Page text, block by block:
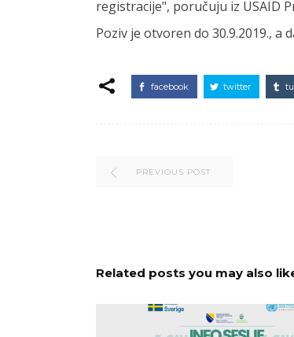
registracije", poručuju iz USAID
Poziv je otvoren do 30.9.2019.,
facebook twitter
PREVIOUS POST
Related posts you may also